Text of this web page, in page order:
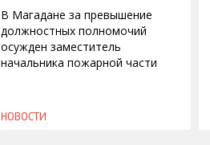
В Магадане за превышение
должностных полномочий
осужден заместитель
начальника пожарной части
НОВОСТИ